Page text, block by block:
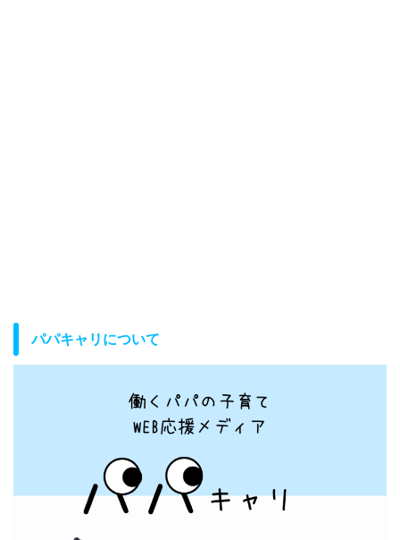
パパキャリについて